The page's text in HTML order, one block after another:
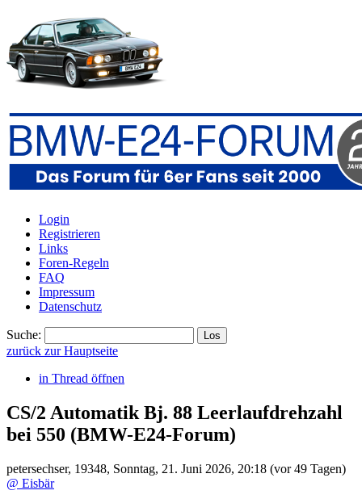
Login
Registrieren
Links
Foren-Regeln
FAQ
Impressum
Datenschutz
Suche:
zurück zur Hauptseite
in Thread öffnen
CS/2 Automatik Bj. 88 Leerlaufdrehzahl
bei 550 (BMW-E24-Forum)
petersechser, 19348, Sonntag, 21. Juni 2026, 20:18 (vor 49 Tagen)
@ Eisbär